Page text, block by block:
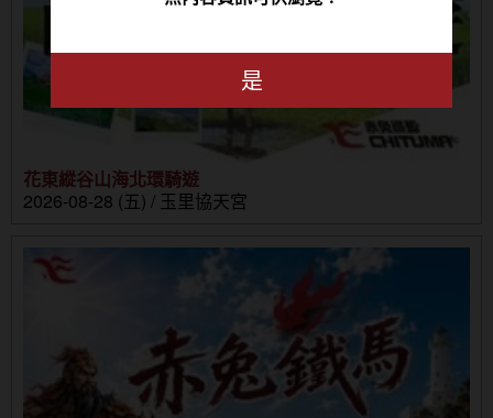
花東縱谷山海北環騎遊
2026-08-28 (五) / 玉里協天宮
是